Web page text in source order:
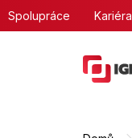
naSpolupráce Kariéra